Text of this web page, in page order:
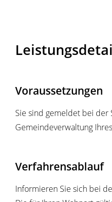
Voraussetzungen
Sie sind gemeldet bei der
Gemeindeverwaltung
Verfahrensablauf
Informieren Sie sich bei